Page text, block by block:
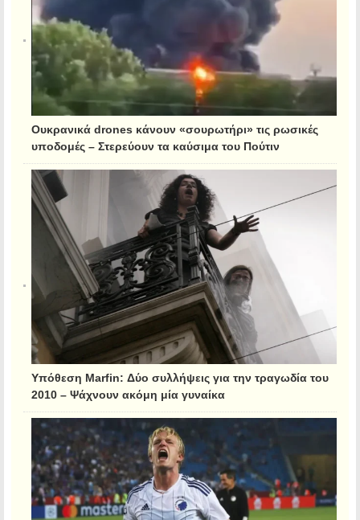
Ουκρανικά drones κάνουν «σουρωτήρι» τις ρωσικές
υποδομές – Στερεύουν τα καύσιμα του Πούτιν
Υπόθεση Marfin: Δύο συλλήψεις για την τραγωδία του
2010 – Ψάχνουν ακόμη μία γυναίκα